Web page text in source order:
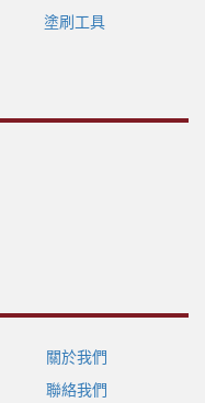
塗刷工具
關於我們
聯絡我們